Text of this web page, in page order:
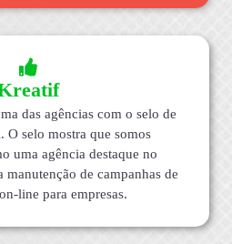
das agências com o selo de
O selo mostra que somos
uma agência destaque no
de campanhas de
line para empresas.